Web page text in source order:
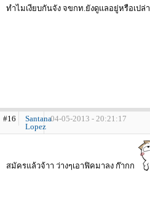
ทำไมเงียบกันจัง จขกท.ยังดูแลอยู่หรือเปล่า
#16
Santana
Lopez
04-05-2013 - 20:21:17
สมัครแล้วจ้าา ว่างๆเอาฟิคมาลง ก๊ากก